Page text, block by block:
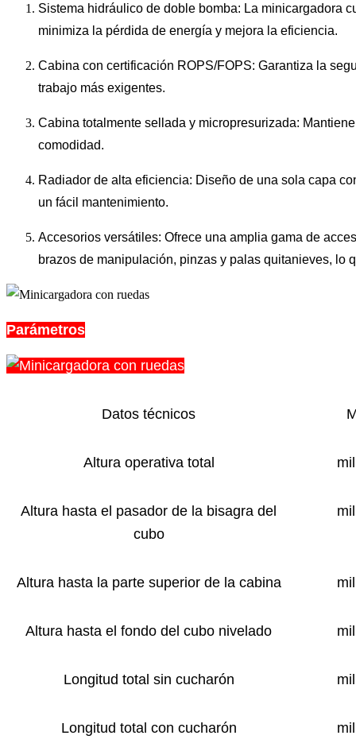
Sistema hidráulico de doble bomba: La minicargadora
minimiza la pérdida de energía y mejora la eficiencia.
Cabina con certificación ROPS/FOPS: Garantiza la
trabajo más exigentes.
Cabina totalmente sellada y micropresurizada:
comodidad.
Radiador de alta eficiencia: Diseño de una sola capa
un fácil mantenimiento.
Accesorios versátiles: Ofrece una amplia gama de
brazos de manipulación, pinzas y palas quitanieves, lo
Parámetros
Datos técnicos
Altura operativa total
Altura hasta el pasador de la bisagra del
cubo
Altura hasta la parte superior de la cabina
Altura hasta el fondo del cubo nivelado
Longitud total sin cucharón
Longitud total con cucharón